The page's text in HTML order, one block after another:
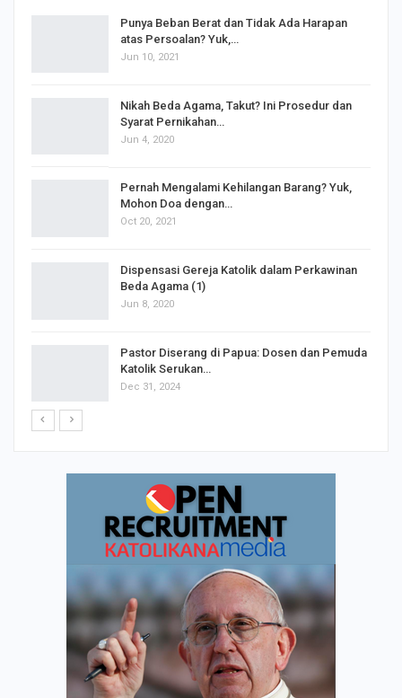
Punya Beban Berat dan Tidak Ada Harapan
atas Persoalan? Yuk,…
Jun 10, 2021
Nikah Beda Agama, Takut? Ini Prosedur dan
Syarat Pernikahan…
Jun 4, 2020
Pernah Mengalami Kehilangan Barang? Yuk,
Mohon Doa dengan…
Oct 20, 2021
Dispensasi Gereja Katolik dalam Perkawinan
Beda Agama (1)
Jun 8, 2020
Pastor Diserang di Papua: Dosen dan Pemuda
Katolik Serukan…
Dec 31, 2024